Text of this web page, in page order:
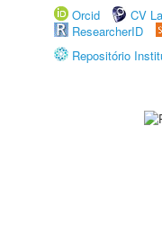
Orcid
CV
ResearcherID
Repositório